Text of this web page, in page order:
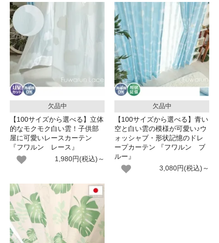
欠品中
【100サイズから選べる】立体
的なモクモク白い雲！子供部
屋に可愛いレースカーテン
『フワルン レース』
1,980円(税込)～
欠品中
【100サイズから選べる】青い
空と白い雲の模様が可愛い♪ウ
ォッシャブ・形状記憶のドレ
ープカーテン 『フワルン ブ
ルー』
3,080円(税込)～